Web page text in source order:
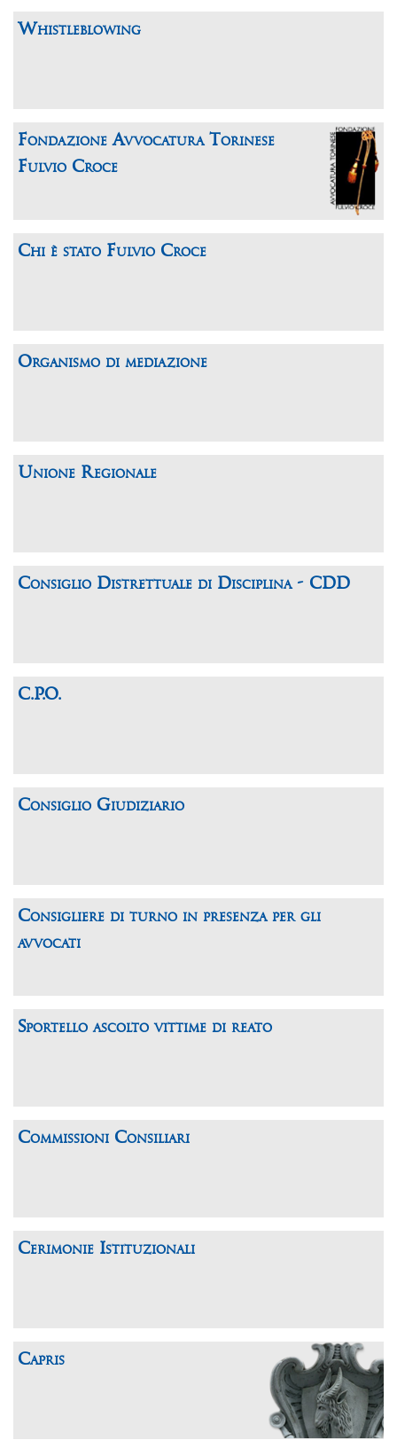
Whistleblowing
Fondazione Avvocatura Torinese
Fulvio Croce
Chi è stato Fulvio Croce
Organismo di mediazione
Unione Regionale
Consiglio Distrettuale di Disciplina - CDD
C.P.O.
Consiglio Giudiziario
Consigliere di turno in presenza per gli
avvocati
Sportello ascolto vittime di reato
Commissioni Consiliari
Cerimonie Istituzionali
Capris